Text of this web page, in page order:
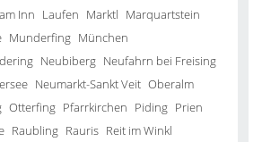
Inn Laufen Marktl Marquartstein
Munderfing München
Neubiberg Neufahrn bei Freising
Neumarkt-Sankt Veit Oberalm
Otterfing Pfarrkirchen Piding Prien
Raubling Rauris Reit im Winkl